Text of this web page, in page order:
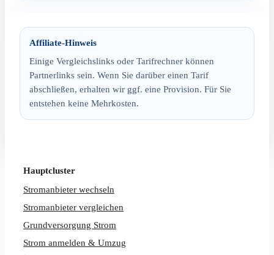
Affiliate-Hinweis
Einige Vergleichslinks oder Tarifrechner können
Partnerlinks sein. Wenn Sie darüber einen Tarif
abschließen, erhalten wir ggf. eine Provision. Für Sie
entstehen keine Mehrkosten.
Hauptcluster
Stromanbieter wechseln
Stromanbieter vergleichen
Grundversorgung Strom
Strom anmelden & Umzug